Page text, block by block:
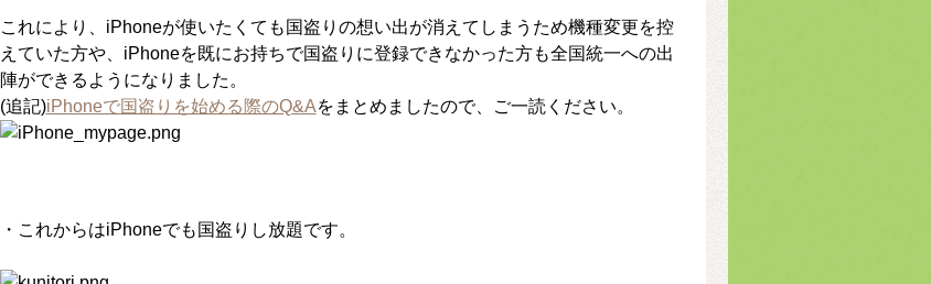
これにより、iPhoneが使いたくても国盗りの想い出が消えてしまうため機種変更を控
えていた方や、iPhoneを既にお持ちで国盗りに登録できなかった方も全国統一への出
陣ができるようになりました。
(追記)iPhoneで国盗りを始める際のQ&Aをまとめましたので、ご一読ください。
・これからはiPhoneでも国盗りし放題です。